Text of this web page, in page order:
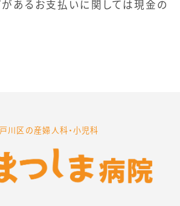
あるお支払いに関しては現金の
川区の産婦人科・小児科